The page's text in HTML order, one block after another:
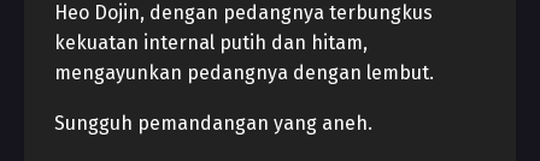
Heo Dojin, dengan pedangnya terbungkus
kekuatan internal putih dan hitam,
mengayunkan pedangnya dengan lembut.
Sungguh pemandangan yang aneh.